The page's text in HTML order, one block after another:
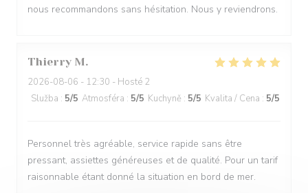
nous recommandons sans hésitation. Nous y reviendrons.
Thierry M
2026-08-06 - 12:30 - Hosté 2
Služba : 5/5 Atmosféra : 5/5 Kuchyně : 5/5 Kvalita / Cena : 5/5
Personnel très agréable, service rapide sans être
pressant, assiettes généreuses et de qualité. Pour un tarif
raisonnable étant donné la situation en bord de mer.